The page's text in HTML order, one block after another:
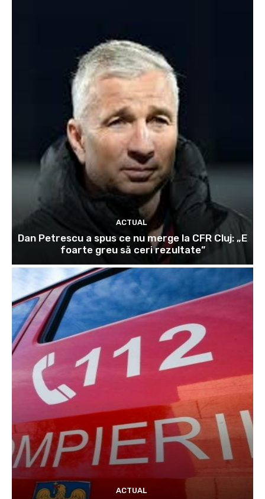
ACTUAL
Dan Petrescu a spus ce nu merge la CFR Cluj: „E
foarte greu să ceri rezultate”
ACTUAL